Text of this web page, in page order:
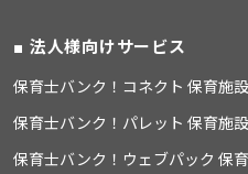
法人様向けサービス
保育士バンク！コネクト 保育施
保育士バンク！パレット 保育施
保育士バンク！ウェブパック 保